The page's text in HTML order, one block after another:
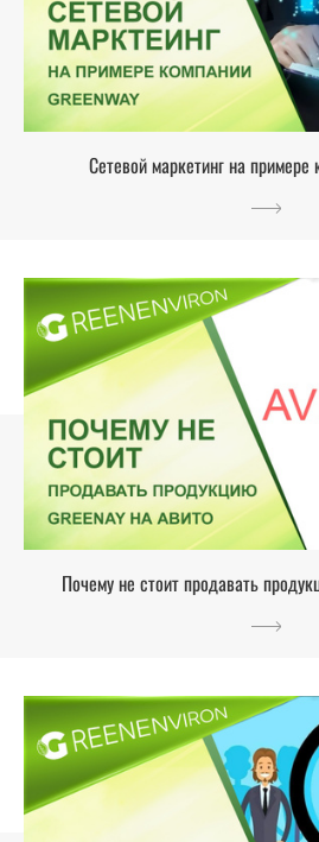
Сетевой маркетинг на примере
Почему не стоит продавать